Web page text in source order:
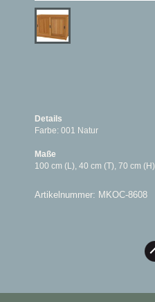
Details
Farbe: 001 Natur
Maße
100 cm (L), 40 cm (T), 70 cm (H)
Artikelnummer: MKOC-8608